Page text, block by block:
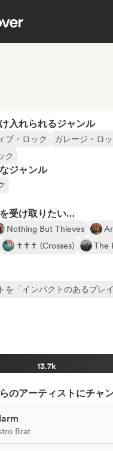
入れられるジャンル
ブ・ロック ガレージ・ロ
ク
ジャンル
受け取りたい…
Nothing But Thieves
✝✝✝ (Crosses) The
を「インパクトのあるプレ
13.7k
のアーティストにチャ
Brat